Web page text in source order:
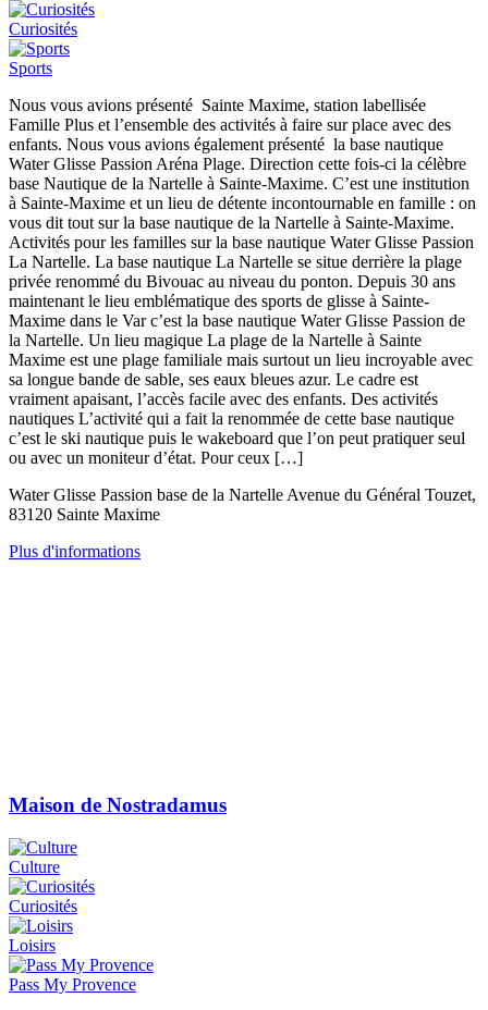
Curiosités
Sports
Nous vous avions présenté Sainte Maxime, station labellisée
Famille Plus et l’ensemble des activités à faire sur place avec des
enfants. Nous vous avions également présenté la base nautique
Water Glisse Passion Aréna Plage. Direction cette fois-ci la célèbre
base Nautique de la Nartelle à Sainte-Maxime. C’est une institution
à Sainte-Maxime et un lieu de détente incontournable en famille : on
vous dit tout sur la base nautique de la Nartelle à Sainte-Maxime.
Activités pour les familles sur la base nautique Water Glisse Passion
La Nartelle. La base nautique La Nartelle se situe derrière la plage
privée renommé du Bivouac au niveau du ponton. Depuis 30 ans
maintenant le lieu emblématique des sports de glisse à Sainte-
Maxime dans le Var c’est la base nautique Water Glisse Passion de
la Nartelle. Un lieu magique La plage de la Nartelle à Sainte
Maxime est une plage familiale mais surtout un lieu incroyable avec
sa longue bande de sable, ses eaux bleues azur. Le cadre est
vraiment apaisant, l’accès facile avec des enfants. Des activités
nautiques L’activité qui a fait la renommée de cette base nautique
c’est le ski nautique puis le wakeboard que l’on peut pratiquer seul
ou avec un moniteur d’état. Pour ceux […]
Water Glisse Passion base de la Nartelle Avenue du Général Touzet,
83120 Sainte Maxime
Plus d'informations
Maison de Nostradamus
Culture
Curiosités
Loisirs
Pass My Provence